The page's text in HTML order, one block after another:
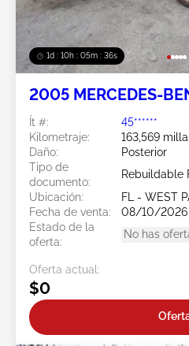
1d : 10h : 05m : 34s
2005 MERCEDES-
Ít #:
45******
Kilometraje:
163,569
Daño:
Posterior
Tipo de
documento:
Rebuildable
Ubicación:
FL - WEST
Fecha de venta:
08/10/2026
Estado de la
oferta:
No has
Oferta actual:
$0